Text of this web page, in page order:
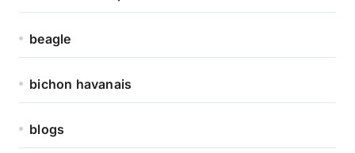
beagle
bichon havanais
blogs